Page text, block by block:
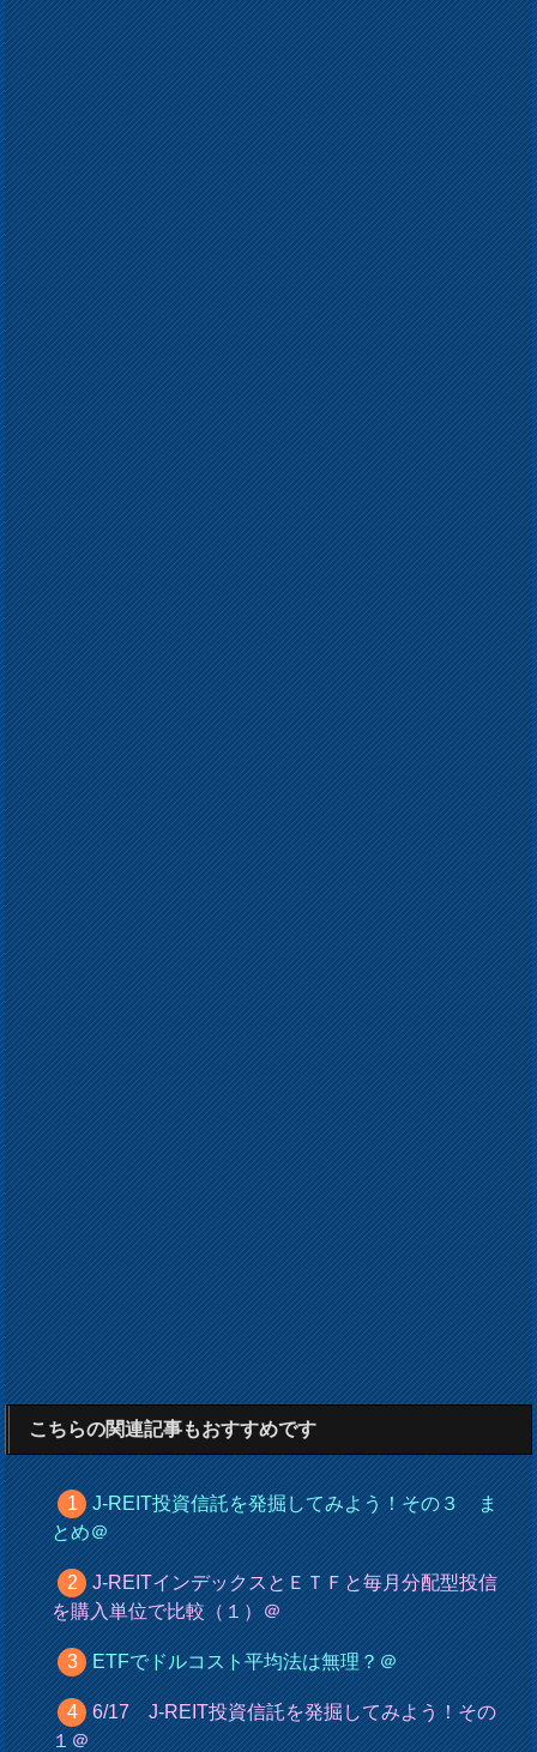
こちらの関連記事もおすすめです
J-REIT投資信託を発掘してみよう！その３ ま
とめ＠
J-REITインデックスとＥＴＦと毎月分配型投信
を購入単位で比較（１）＠
ETFでドルコスト平均法は無理？＠
6/17 J-REIT投資信託を発掘してみよう！その
１＠